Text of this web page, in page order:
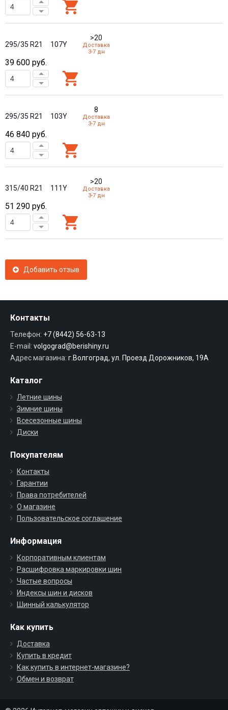
295/35 R21 107Y
>20
Доставка
3-7 дн
39 600 руб.
295/35 R21 103Y
8
Доставка
3-7 дн
46 840 руб.
315/40 R21 111Y
>20
Доставка
3-7 дн
51 290 руб.
Добавить отзыв
Контакты
Телефон: +7 (8442) 56-63-13
E-mail: volgograd@berishiny.ru
Адрес магазина: г.Волгоград, ул. Проезд Дорожников, 19А
Каталог
Летние шины
Зимние шины
Всесезонные шины
Диски
Покупателям
Контакты
Гарантии
Права потребителей
О магазине
Пользовательское соглашение
Информация
Корпоративным клиентам
Расшифровка маркировки шин
Частые вопросы
Индексы шин и дисков
Шинный калькулятор
Как купить
Доставка
Купить в кредит
Как купить в интернет-магазине?
Обмен и возврат